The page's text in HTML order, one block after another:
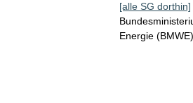
[alle SG dorthin]
Energie (BMWE)